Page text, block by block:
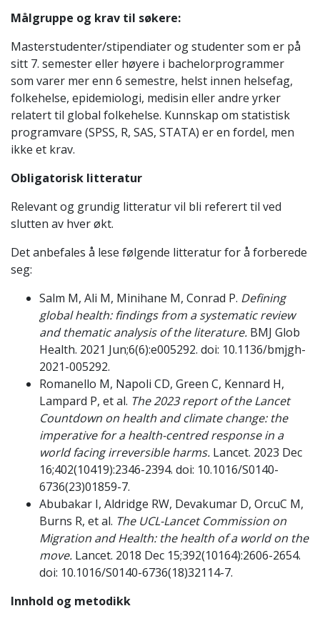
Målgruppe og krav til søkere:
Masterstudenter/stipendiater og studenter som er på
sitt 7. semester eller høyere i bachelorprogrammer
som varer mer enn 6 semestre, helst innen helsefag,
folkehelse, epidemiologi, medisin eller andre yrker
relatert til global folkehelse. Kunnskap om statistisk
programvare (SPSS, R, SAS, STATA) er en fordel, men
ikke et krav.
Obligatorisk litteratur
Relevant og grundig litteratur vil bli referert til ved
slutten av hver økt.
Det anbefales å lese følgende litteratur for å forberede
seg:
Salm M, Ali M, Minihane M, Conrad P. Defining
global health: findings from a systematic review
and thematic analysis of the literature. BMJ Glob
Health. 2021 Jun;6(6):e005292. doi: 10.1136/bmjgh-
2021-005292.
Romanello M, Napoli CD, Green C, Kennard H,
Lampard P, et al. The 2023 report of the Lancet
Countdown on health and climate change: the
imperative for a health-centred response in a
world facing irreversible harms. Lancet. 2023 Dec
16;402(10419):2346-2394. doi: 10.1016/S0140-
6736(23)01859-7.
Abubakar I, Aldridge RW, Devakumar D, OrcuC M,
Burns R, et al. The UCL-Lancet Commission on
Migration and Health: the health of a world on the
move. Lancet. 2018 Dec 15;392(10164):2606-2654.
doi: 10.1016/S0140-6736(18)32114-7.
Innhold og metodikk